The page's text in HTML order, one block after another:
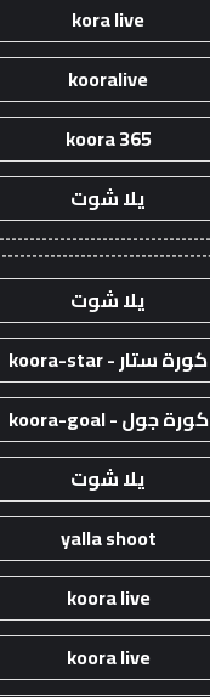
kora live
kooralive
koora 365
يلا شوت
يلا شوت
كورة ستار - koora-star
كورة جول - koora-goal
يلا شوت
yalla shoot
koora live
koora live